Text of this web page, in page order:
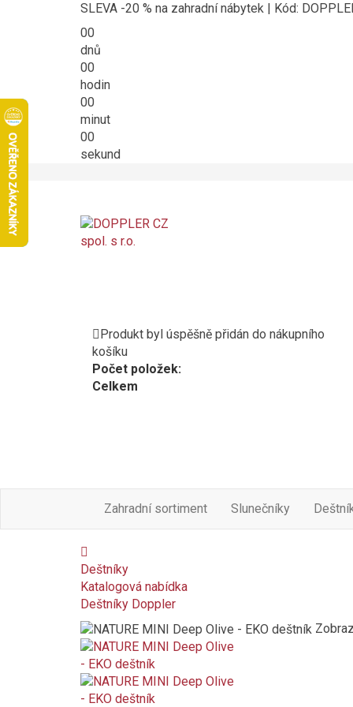
SLEVA -20 % na zahradní nábytek | Kód:
00
dnů
00
hodin
00
minut
00
sekund
Produkt byl úspěšně přidán do nákupního
košíku
Počet položek:
Celkem
Zahradní sortiment Slunečníky
Deštníky
Katalogová nabídka
Deštníky Doppler